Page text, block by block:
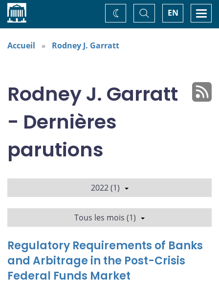
Accueil EN
Basculer
la
recherche
Changez
de
thème
Accueil Rodney J. Garratt
Rodney J. Garratt
- Dernières
parutions
2022 (1)
Tous les mois (1)
Regulatory Requirements of Banks
and Arbitrage in the Post-Crisis
Federal Funds Market